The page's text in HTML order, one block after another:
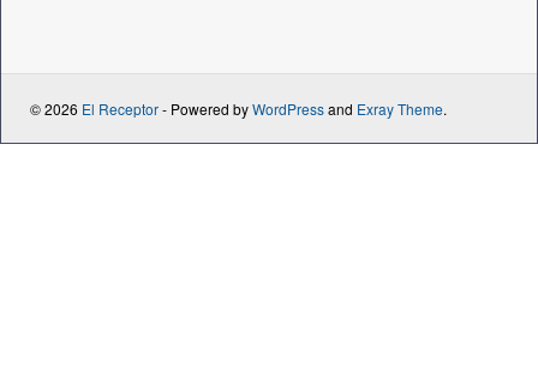
© 2026 El Receptor- Powered byWordPressand Exray Theme.